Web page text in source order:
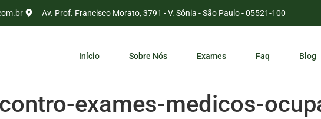
Av. Prof. Francisco Morato, 3791 - V. Sônia - São Paulo - 05521-100
Início Sobre Nós Exames Faq Blog
exames-medicos-